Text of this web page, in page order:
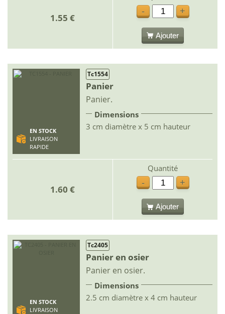
1.55 €
-
+
Ajouter
EN STOCK
LIVRAISON
RAPIDE
Tc1554
Panier
Panier.
Dimensions
3 cm diamètre x 5 cm hauteur
1.60 €
Quantité
-
+
Ajouter
EN STOCK
LIVRAISON
Tc2405
Panier en osier
Panier en osier.
Dimensions
2.5 cm diamètre x 4 cm hauteur